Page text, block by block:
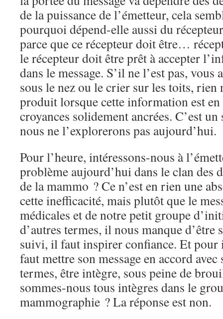
de la puissance de l’émetteur, cela
pourquoi dépend-elle aussi du
parce que ce récepteur doit être…
le récepteur doit être prêt à accepter
dans le message. S’il ne l’est pas,
sous le nez ou le crier sur les toits, rien
produit lorsque cette information est
croyances solidement ancrées. C’est
nous ne l’explorerons pas aujourd’hui.
Pour l’heure, intéressons-nous à
problème aujourd’hui dans le clan des
de la mammo ? Ce n’est en rien une
cette inefficacité, mais plutôt que le
médicales et de notre petit groupe
d’autres termes, il nous manque
suivi, il faut inspirer confiance. Et
faut mettre son message en accord avec
termes, être intègre, sous peine de
sommes-nous tous intègres dans le
mammographie ? La réponse est non.